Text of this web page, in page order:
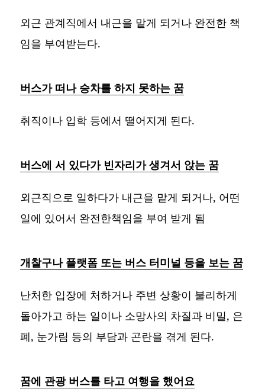
외근 관계직에서 내근을 맡게 되거나 완전한 책
임을 부여받는다.
버스가 떠나 승차를 하지 못하는 꿈
취직이나 입학 등에서 떨어지게 된다.
버스에 서 있다가 빈자리가 생겨서 앉는 꿈
외근직으로 일하다가 내근을 맡게 되거나, 어떤
일에 있어서 완전한책임을 부여 받게 됨
개찰구나 플랫폼 또는 버스 터미널 등을 보는 꿈
난처한 입장에 처하거나 주변 상황이 불리하게
돌아가고 하는 일이나 소망사의 차질과 비밀, 은
폐, 눈가림 등의 부담과 곤란을 겪게 된다.
꿈에 관광 버스를 타고 여행을 했어요